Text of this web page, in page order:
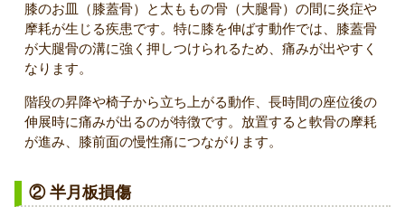
膝のお皿（膝蓋骨）と太ももの骨（大腿骨）の間に炎症や
摩耗が生じる疾患です。特に膝を伸ばす動作では、膝蓋骨
が大腿骨の溝に強く押しつけられるため、痛みが出やすく
なります。
階段の昇降や椅子から立ち上がる動作、長時間の座位後の
伸展時に痛みが出るのが特徴です。放置すると軟骨の摩耗
が進み、膝前面の慢性痛につながります。
② 半月板損傷